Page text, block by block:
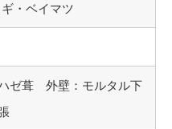
・ベイマツ
ゼ葺 外壁：モルタル下